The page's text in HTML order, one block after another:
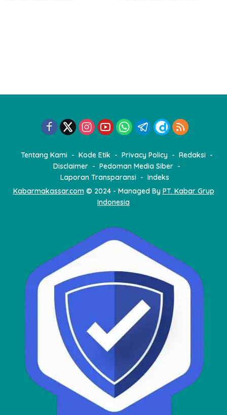
Tentang Kami Kode Etik Privacy Policy
Redaksi
Disclaimer
Pedoman Media Siber
Laporan Transparansi
Indeks
Kabarmakassar.com© 2024 - Managed By PT. Kabar Grup
Indonesia